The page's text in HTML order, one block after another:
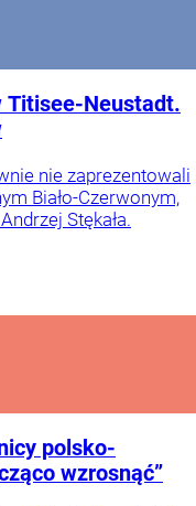
Titisee-Neustadt.
nie zaprezentowali
Biało-Czerwonym,
Stękała.
polsko-
wzrosnąć”